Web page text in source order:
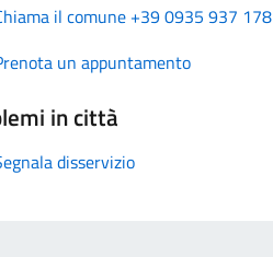
il comune +39 0935 937 178
un appuntamento
in città
disservizio